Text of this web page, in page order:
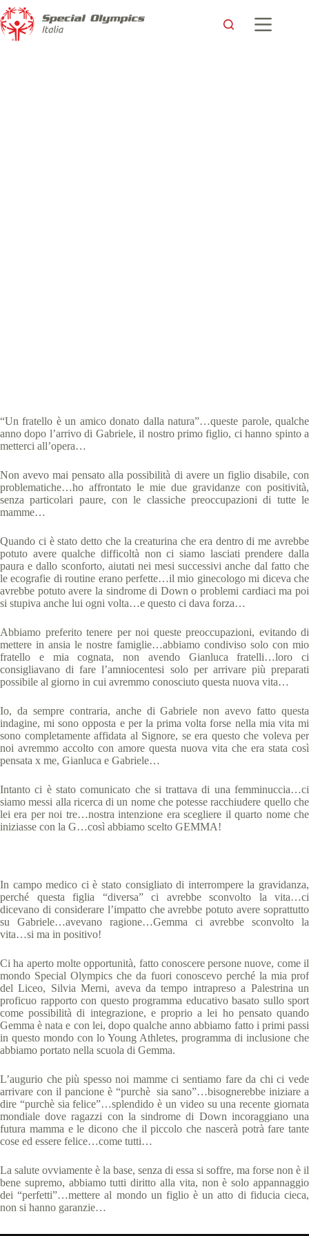
“Un fratello è un amico donato dalla natura”…queste parole, qualche
anno dopo l’arrivo di Gabriele, il nostro primo figlio, ci hanno spinto a
metterci all’opera…
Non avevo mai pensato alla possibilità di avere un figlio disabile, con
problematiche…ho affrontato le mie due gravidanze con positività,
senza particolari paure, con le classiche preoccupazioni di tutte le
mamme…
Quando ci è stato detto che la creaturina che era dentro di me avrebbe
potuto avere qualche difficoltà non ci siamo lasciati prendere dalla
paura e dallo sconforto, aiutati nei mesi successivi anche dal fatto che
le ecografie di routine erano perfette…il mio ginecologo mi diceva che
avrebbe potuto avere la sindrome di Down o problemi cardiaci ma poi
si stupiva anche lui ogni volta…e questo ci dava forza…
Abbiamo preferito tenere per noi queste preoccupazioni, evitando di
mettere in ansia le nostre famiglie…abbiamo condiviso solo con mio
fratello e mia cognata, non avendo Gianluca fratelli…loro ci
consigliavano di fare l’amniocentesi solo per arrivare più preparati
possibile al giorno in cui avremmo conosciuto questa nuova vita…
Io, da sempre contraria, anche di Gabriele non avevo fatto questa
indagine, mi sono opposta e per la prima volta forse nella mia vita mi
sono completamente affidata al Signore, se era questo che voleva per
noi avremmo accolto con amore questa nuova vita che era stata così
pensata x me, Gianluca e Gabriele…
Intanto ci è stato comunicato che si trattava di una femminuccia…ci
siamo messi alla ricerca di un nome che potesse racchiudere quello che
lei era per noi tre…nostra intenzione era scegliere il quarto nome che
iniziasse con la G…così abbiamo scelto GEMMA!
In campo medico ci è stato consigliato di interrompere la gravidanza,
perché questa figlia “diversa” ci avrebbe sconvolto la vita…ci
dicevano di considerare l’impatto che avrebbe potuto avere soprattutto
su Gabriele…avevano ragione…Gemma ci avrebbe sconvolto la
vita…si ma in positivo!
Ci ha aperto molte opportunità, fatto conoscere persone nuove, come il
mondo Special Olympics che da fuori conoscevo perché la mia prof
del Liceo, Silvia Merni, aveva da tempo intrapreso a Palestrina un
proficuo rapporto con questo programma educativo basato sullo sport
come possibilità di integrazione, e proprio a lei ho pensato quando
Gemma è nata e con lei, dopo qualche anno abbiamo fatto i primi passi
in questo mondo con lo Young Athletes, programma di inclusione che
abbiamo portato nella scuola di Gemma.
L’augurio che più spesso noi mamme ci sentiamo fare da chi ci vede
arrivare con il pancione è “purchè sia sano”…bisognerebbe iniziare a
dire “purchè sia felice”…splendido è un video su una recente giornata
mondiale dove ragazzi con la sindrome di Down incoraggiano una
futura mamma e le dicono che il piccolo che nascerà potrà fare tante
cose ed essere felice…come tutti…
La salute ovviamente è la base, senza di essa si soffre, ma forse non è il
bene supremo, abbiamo tutti diritto alla vita, non è solo appannaggio
dei “perfetti”…mettere al mondo un figlio è un atto di fiducia cieca,
non si hanno garanzie…